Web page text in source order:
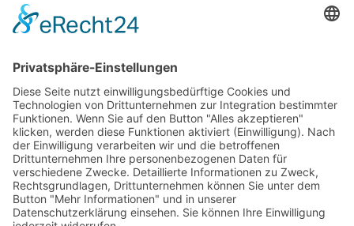
Datenschutzklausen – Datenschutz-Widerrufsrecht
RSA Antiquitäten Wiesbaden speichert Daten des Käufers,
Antiquitäten Wiesbaden unternimmt alle wirtschaftlich und
technisch zumutbaren und möglichen Vorkehrungen, um
einen unbefugten Zugriff Dritter auf diese Daten zu
verhindern. RSA Antiquitäten Wiesbaden erhebt vom Käufer
ohne dessen Zustimmung nur die Daten, die für die
Ausführung der Bestellung und Vertragsabwicklung
notwendig sind. Mit Absendung der Bestellung stimmt der
Käufer einer Speicherung seiner personenbezogenen Daten
zu den vorgenannten Zwecken zu. Die gegebene
Einwilligung ist jederzeit widerruflich. Der Widerruf ist zu
richten an: